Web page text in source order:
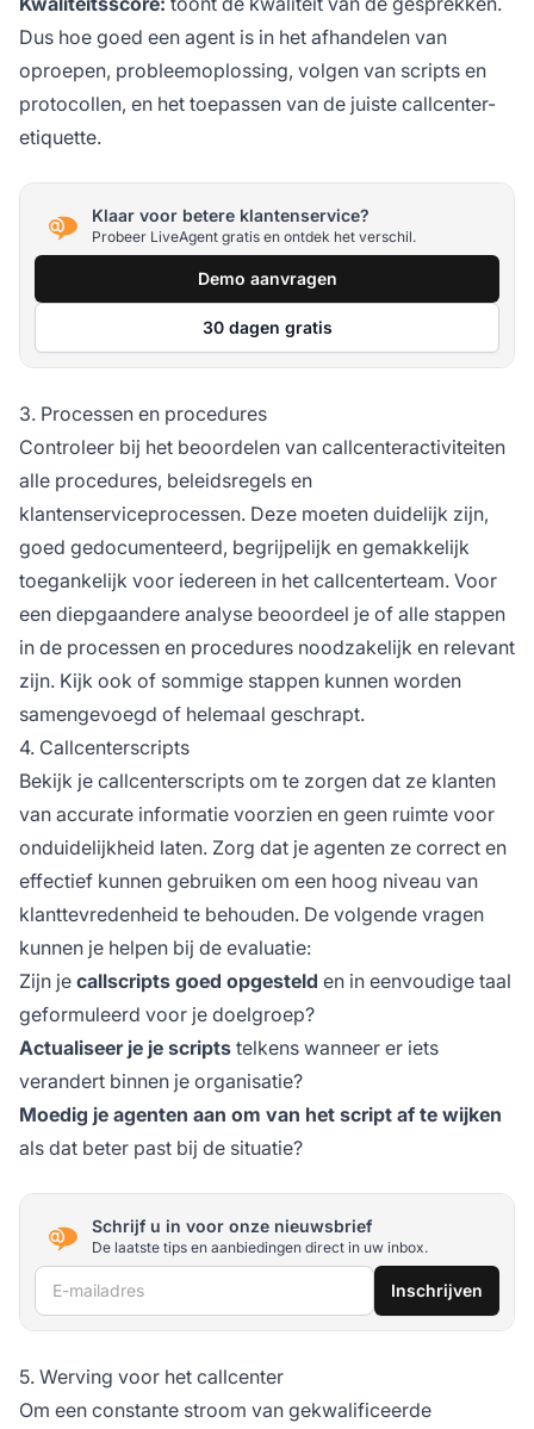
Dus hoe goed een agent is in het afhandelen van
oproepen, probleemoplossing, volgen van scripts en
protocollen, en het toepassen van de juiste callcenter-
etiquette.
Klaar voor betere klantenservice?
Probeer LiveAgent gratis en ontdek het verschil.
Demo aanvragen
30 dagen gratis
3. Processen en procedures
Controleer bij het beoordelen van callcenteractiviteiten
alle procedures, beleidsregels en
klantenserviceprocessen. Deze moeten duidelijk zijn,
goed gedocumenteerd, begrijpelijk en gemakkelijk
toegankelijk voor iedereen in het callcenterteam. Voor
een diepgaandere analyse beoordeel je of alle stappen
in de processen en procedures noodzakelijk en relevant
zijn. Kijk ook of sommige stappen kunnen worden
samengevoegd of helemaal geschrapt.
4. Callcenterscripts
Bekijk je callcenterscripts om te zorgen dat ze klanten
van accurate informatie voorzien en geen ruimte voor
onduidelijkheid laten. Zorg dat je agenten ze correct en
effectief kunnen gebruiken om een hoog niveau van
klanttevredenheid te behouden. De volgende vragen
kunnen je helpen bij de evaluatie:
Zijn je callscripts goed opgesteld en in eenvoudige taal
geformuleerd voor je doelgroep?
Actualiseer je je scripts telkens wanneer er iets
verandert binnen je organisatie?
Moedig je agenten aan om van het script af te wijken
als dat beter past bij de situatie?
Schrijf u in voor onze nieuwsbrief
De laatste tips en aanbiedingen direct in uw inbox.
E-mailadres Inschrijven
5. Werving voor het callcenter
Om een constante stroom van gekwalificeerde